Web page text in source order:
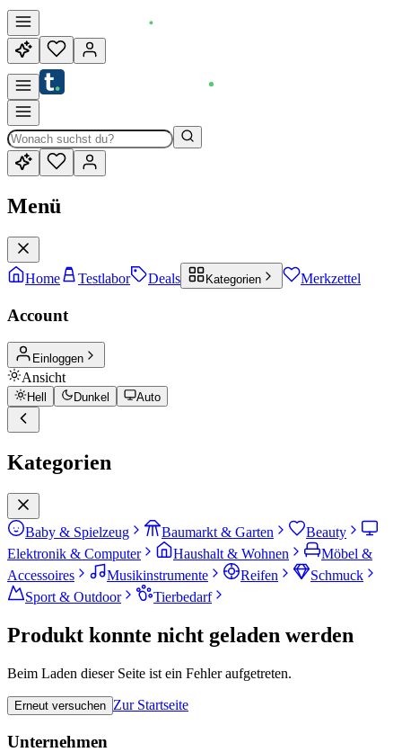
Menü
Home Testlabor Deals Kategorien Merkzettel
Account
Einloggen
Ansicht
Hell Dunkel Auto
Kategorien
Baby & Spielzeug Baumarkt & Garten
Beauty
Elektronik & Computer
Haushalt & Wohnen
Möbel &
Accessoires
Musikinstrumente Reifen
Schmuck
Sport & Outdoor
Tierbedarf
Produkt konnte nicht geladen werden
Beim Laden dieser Seite ist ein Fehler aufgetreten.
Erneut versuchen Zur Startseite
Unternehmen